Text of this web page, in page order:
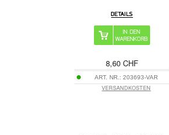
8,60 CHF
ART. NR.:203693-VAR
VERSANDKOSTEN